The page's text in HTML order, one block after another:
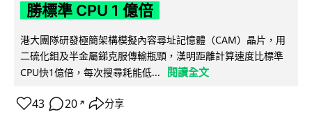
勝標準 CPU 1 億倍
港大團隊研發極簡架構模擬內容尋址記憶體（CAM）晶片，用
二硫化鉬及半金屬銻克服傳輸瓶頸，漢明距離計算速度比標準
CPU快1億倍，每次搜尋耗能低...
閱讀全文
43 20 ↗ 分享